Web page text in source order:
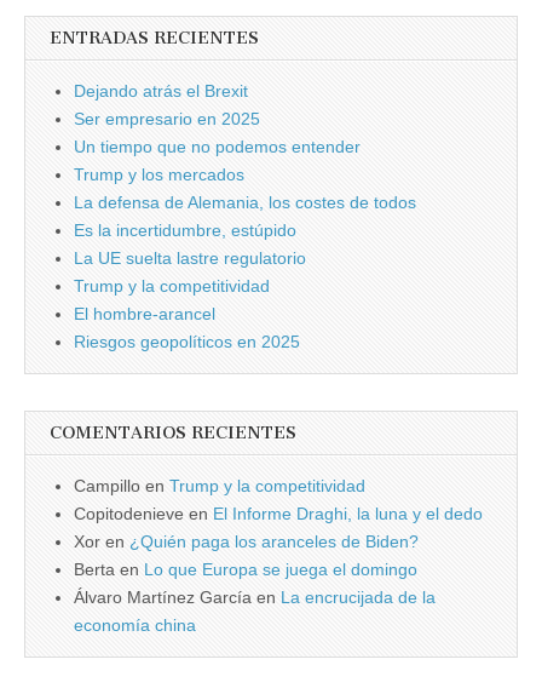
ENTRADAS RECIENTES
Dejando atrás el Brexit
Ser empresario en 2025
Un tiempo que no podemos entender
Trump y los mercados
La defensa de Alemania, los costes de todos
Es la incertidumbre, estúpido
La UE suelta lastre regulatorio
Trump y la competitividad
El hombre-arancel
Riesgos geopolíticos en 2025
COMENTARIOS RECIENTES
Campillo en Trump y la competitividad
Copitodenieve en El Informe Draghi, la luna y el dedo
Xor en ¿Quién paga los aranceles de Biden?
Berta en Lo que Europa se juega el domingo
Álvaro Martínez García en La encrucijada de la
economía china